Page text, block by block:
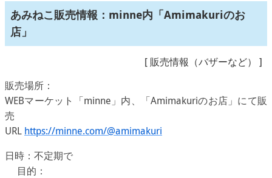
あみねこ販売情報：minne内「Amimakuriのお
店」
[ 販売情報（バザーなど） ]
販売場所：
WEBマーケット「minne」内、「Amimakuriのお店」にて販
売
URL https://minne.com/@amimakuri
日時：不定期で
目的：